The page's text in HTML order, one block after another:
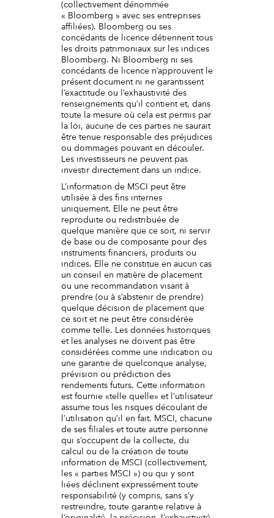
(collectivement dénommée
« Bloomberg » avec ses entreprises
affiliées). Bloomberg ou ses
concédants de licence détiennent tous
les droits patrimoniaux sur les indices
Bloomberg. Ni Bloomberg ni ses
concédants de licence n’approuvent le
présent document ni ne garantissent
l’exactitude ou l’exhaustivité des
renseignements qu’il contient et, dans
toute la mesure où cela est permis par
la loi, aucune de ces parties ne saurait
être tenue responsable des préjudices
ou dommages pouvant en découler.
Les investisseurs ne peuvent pas
investir directement dans un indice.
L’information de MSCI peut être
utilisée à des fins internes
uniquement. Elle ne peut être
reproduite ou redistribuée de
quelque manière que ce soit, ni servir
de base ou de composante pour des
instruments financiers, produits ou
indices. Elle ne constitue en aucun cas
un conseil en matière de placement
ou une recommandation visant à
prendre (ou à s’abstenir de prendre)
quelque décision de placement que
ce soit et ne peut être considérée
comme telle. Les données historiques
et les analyses ne doivent pas être
considérées comme une indication ou
une garantie de quelconque analyse,
prévision ou prédiction des
rendements futurs. Cette information
est fournie «telle quelle» et l’utilisateur
assume tous les risques découlant de
l’utilisation qu’il en fait. MSCI, chacune
de ses filiales et toute autre personne
qui s’occupent de la collecte, du
calcul ou de la création de toute
information de MSCI (collectivement,
les « parties MSCI ») ou qui y sont
liées déclinent expressément toute
responsabilité (y compris, sans s’y
restreindre, toute garantie relative à